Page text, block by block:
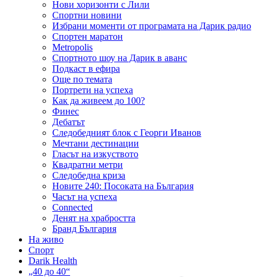
Нови хоризонти с Лили
Спортни новини
Избрани моменти от програмата на Дарик радио
Спортен маратон
Metropolis
Спортното шоу на Дарик в аванс
Подкаст в ефира
Още по темата
Портрети на успеха
Как да живеем до 100?
Финес
Дебатът
Следобедният блок с Георги Иванов
Мечтани дестинации
Гласът на изкуството
Квадратни метри
Следобедна криза
Новите 240: Посоката на България
Часът на успеха
Connected
Денят на храбростта
Бранд България
На живо
Спорт
Darik Health
„40 до 40“